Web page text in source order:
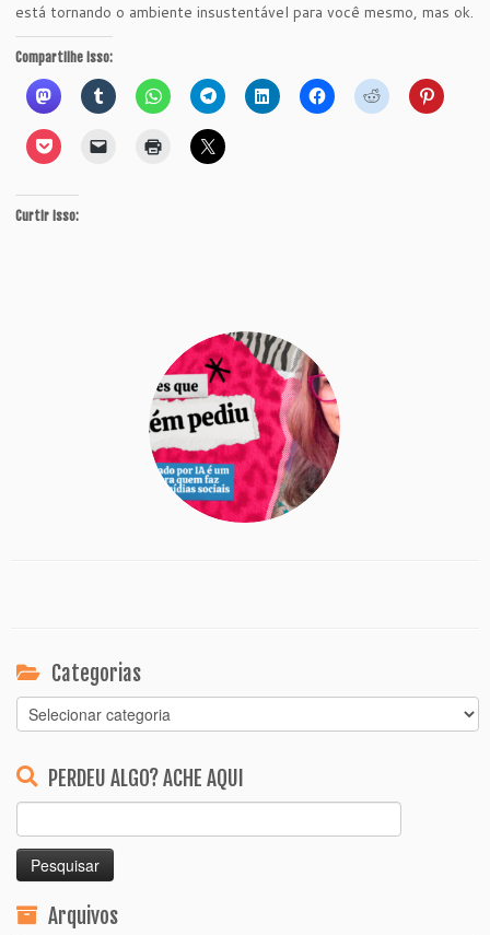
está tornando o ambiente insustentável para você mesmo, mas ok.
Compartilhe isso:
Curtir isso:
Categorias
Categorias
PERDEU ALGO? ACHE AQUI
por:
Arquivos